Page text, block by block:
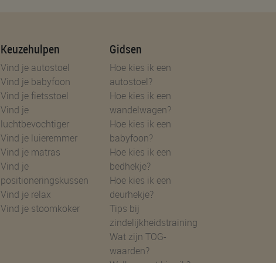
Keuzehulpen
Vind je autostoel
Vind je babyfoon
Vind je fietsstoel
Vind je
luchtbevochtiger
Vind je luieremmer
Vind je matras
Vind je
positioneringskussen
Vind je relax
Vind je stoomkoker
Gidsen
Hoe kies ik een
autostoel?
Hoe kies ik een
wandelwagen?
Hoe kies ik een
babyfoon?
Hoe kies ik een
bedhekje?
Hoe kies ik een
deurhekje?
Tips bij
zindelijkheidstraining
Wat zijn TOG-
waarden?